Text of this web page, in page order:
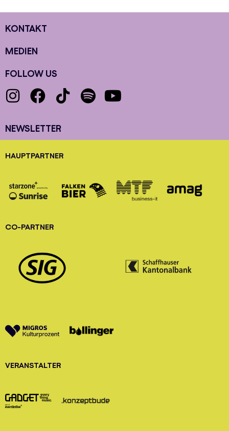
KONTAKT
MEDIEN
FOLLOW US
NEWSLETTER
HAUPTPARTNER
CO-PARTNER
VERANSTALTER